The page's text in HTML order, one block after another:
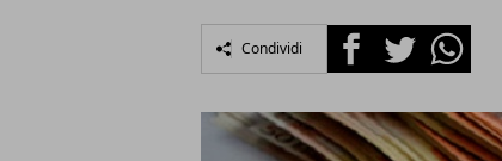
Condividi FacebookTwitterWhatsapp